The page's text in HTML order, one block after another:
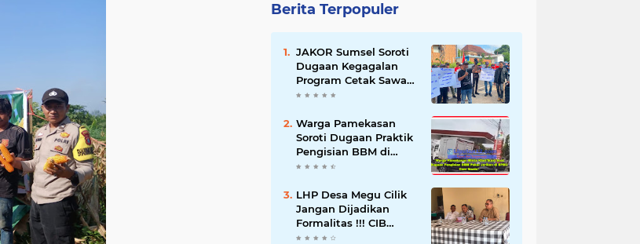
Berita Terpopuler
JAKOR Sumsel Soroti
Dugaan Kegagalan
Program Cetak Sawah
Rp105 Miliar di Ogan
Pertanian Mundur
Warga Pamekasan
Soroti Dugaan Praktik
Pengisian BBM di
SPBU Cem Manis,
Pengawasan
LHP Desa Megu Cilik
Jangan Dijadikan
Formalitas !!! CIB
Desak Inspektorat